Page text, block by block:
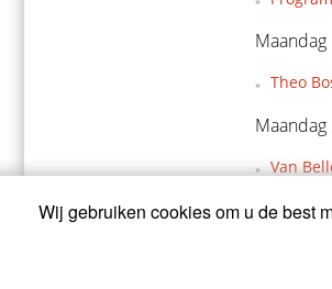
Theo
Van
Brand
Wiebes
Wij gebruiken cookies om u de best